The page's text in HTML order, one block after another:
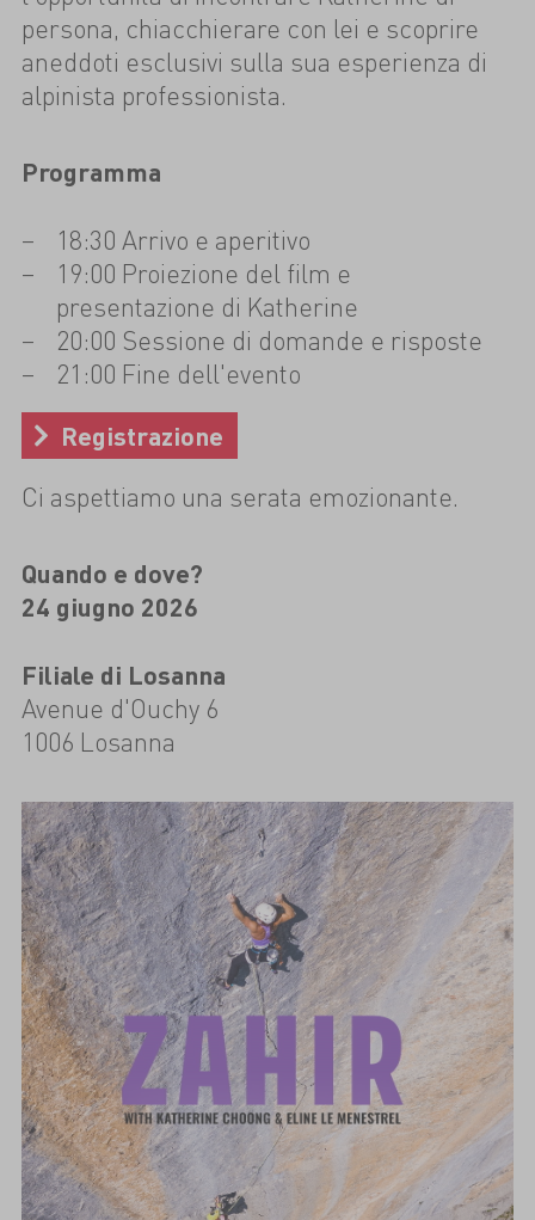
persona, chiacchierare con lei e scoprire
aneddoti esclusivi sulla sua esperienza di
alpinista professionista.
Programma
18:30 Arrivo e aperitivo
19:00 Proiezione del film e
presentazione di Katherine
20:00 Sessione di domande e risposte
21:00 Fine dell'evento
Registrazione
Ci aspettiamo una serata emozionante.
Quando e dove?
24 giugno 2026
Filiale di Losanna
Avenue d'Ouchy 6
1006 Losanna